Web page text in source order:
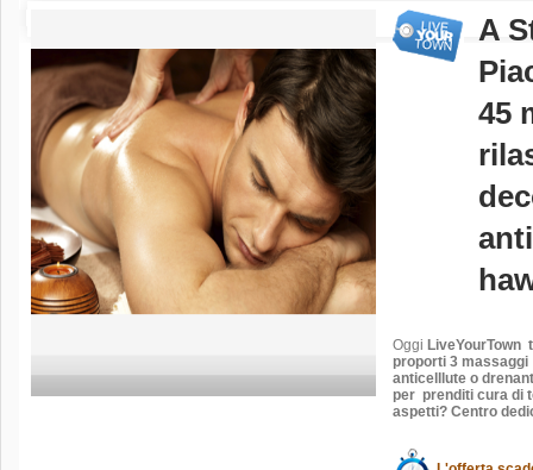
A
45
Oggi LiveYourTown
proporti 3 massaggi
anticelllute o
per prenditi cura di
aspetti? Centro